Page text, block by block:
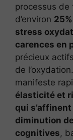
processus de
d’environ 25%
stress
carences en
précieux
de
manifeste
élasticité et
qui
diminution
cognitives,